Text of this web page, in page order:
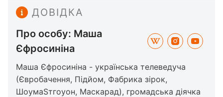
ДОВІДКА
Про особу: Маша
Єфросиніна
Маша Єфросиніна - українська телеведуча
(Євробачення, Підйом, Фабрика зірок,
ШоумаSтгоуон, Маскарад), громадська діячка